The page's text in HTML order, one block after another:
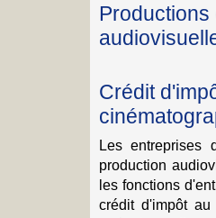
Crédit
Les entreprises
production
les fonctions
crédit d'impôt